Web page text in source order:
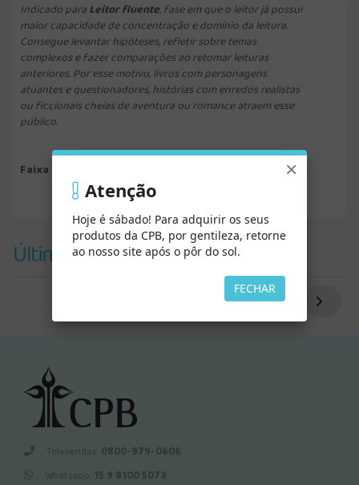
Indicado paraLeitor fluente, fase em que o leitor já possui
maior capacidade de concentração e domínio da leitura.
Consegue levantar hipóteses, refletir sobre temas
complexos e fazer comparações ao retomar leituras
anteriores. Por esse motivo, livros com personagens
atuantes e questionadores, histórias com enredos realistas
ou ficcionais cheias de aventura ou romance atraem esse
público.
Faixa Etária: 13 a 16 anos
Últimos Vistos
Televendas: 0800-979-0606
Whatsapp: 15 9 8100 5073
×
Atenção
Hoje é sábado! Para adquirir os seus
produtos da CPB, por gentileza, retorne
ao nosso site após o pôr do sol.
FECHAR